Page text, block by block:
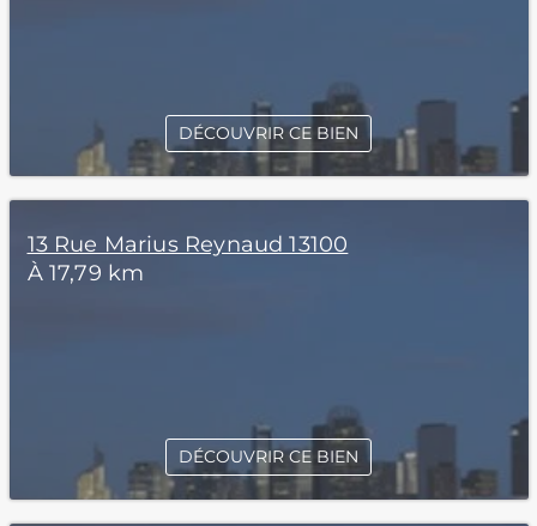
DÉCOUVRIR CE BIEN
13 Rue Marius Reynaud 13100
À 17,79 km
DÉCOUVRIR CE BIEN